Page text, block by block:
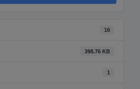
16
398.76 KB
1